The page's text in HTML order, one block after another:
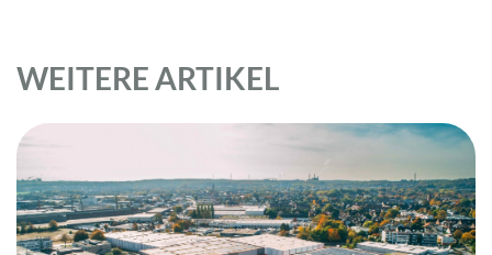
WEITERE ARTIKEL